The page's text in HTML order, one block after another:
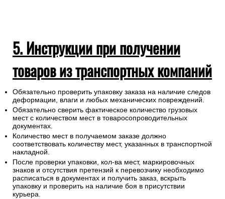
5. Инструкции при получении
товаров из транспортных компаний
Обязательно проверить упаковку заказа на наличие следов
деформации, влаги и любых механических повреждений.
Обязательно сверить фактическое количество грузовых
мест с количеством мест в товаросопроводительных
документах.
Количество мест в получаемом заказе должно
соответствовать количеству мест, указанных в транспортной
накладной.
После проверки упаковки, кол-ва мест, маркировочных
знаков и отсутствия претензий к перевозчику необходимо
расписаться в документах и получить заказ, вскрыть
упаковку и проверить на наличие боя в присутствии
курьера.